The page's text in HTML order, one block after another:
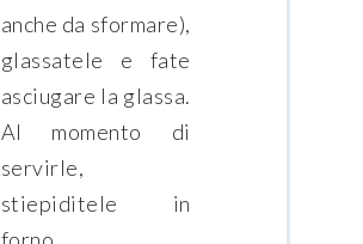
anche da sformare),
glassatele e fate
asciugare la glassa.
Al momento di
servirle,
stiepiditele in